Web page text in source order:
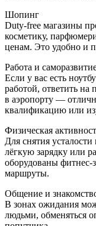
Шопинг
Duty-free магазины
косметику,
ценам. Это удобно и
Работа и
Если у вас есть
работой, ответить
в аэропорту —
квалификацию или
Физическая
Для снятия
лёгкую зарядку или
оборудованы фитнес-
маршруты.
Общение и
В зонах ожидания
людьми, обменяться